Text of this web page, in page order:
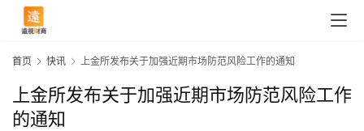
首页 快讯 上金所发布关于加强近期市场防范风险工作的通知
上金所发布关于加强近期市场防范风险工作
的通知